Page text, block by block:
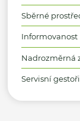
Sběrné
Informovanost
Nadrozměrná
Servisní gestoři